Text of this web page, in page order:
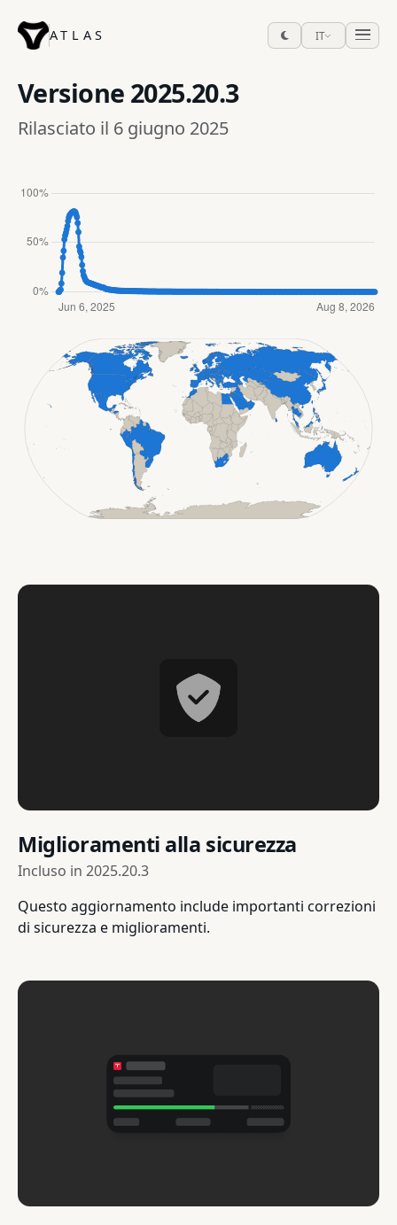
ATLAS IT
Versione 2025.20.3
Rilasciato il 6 giugno 2025
Miglioramenti alla sicurezza
Incluso in 2025.20.3
Questo aggiornamento include importanti correzioni
di sicurezza e miglioramenti.